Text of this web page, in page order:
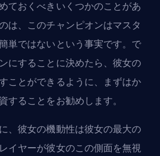
ておくべきいくつかのことがあ
は、このチャンピオンはマスタ
単ではないという事実です。で
にすることに決めたら、彼女の
ことができるように、まずはか
することをお勧めします。
、彼女の機動性は彼女の最大の
イヤーが彼女のこの側面を無視